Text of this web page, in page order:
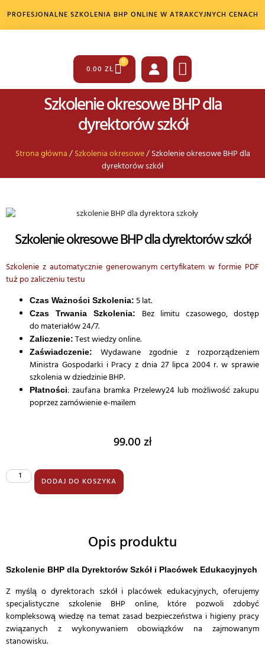
PROFESJONALNE SZKOLENIA BHP ONLINE W ATRAKCYJNYCH CENACH
0.00 ZŁ
0
Szkolenie okresowe BHP dla
dyrektorów szkół
Strona główna/Szkolenia okresowe/ Szkolenie okresowe BHP dla
dyrektorów szkół
Szkolenie okresowe BHP dla dyrektorów szkół
Szkolenie z automatycznie generowanym certyfikatem w formie PDF
tuż po zaliczeniu testu
Czas Ważności Szkolenia: 5 lat.
Czas Trwania Szkolenia:
Bez limitu czasowego, dostęp
do materiałów 24/7.
Zaliczenie: Test wiedzy online.
Zaświadczenie:
Wydawane zgodnie z rozporządzeniem
Ministra Gospodarki i Pracy z dnia 27 lipca 2004 r. w sprawie
szkolenia w dziedzinie BHP.
Płatności: zaufana bramka Przelewy24 lub możliwość zakupu
poprzez zamówienie e-mailem
99.00zł
DODAJ DO KOSZYKA
Opis produktu
Szkolenie BHP dla Dyrektorów Szkół i Placówek Edukacyjnych
Z myślą o dyrektorach szkół i placówek edukacyjnych, oferujemy
specjalistyczne szkolenie BHP online, które pozwoli zdobyć
kompleksową wiedzę na temat zasad bezpieczeństwa i higieny pracy
związanych z wykonywaniem obowiązków na zajmowanym
stanowisku.